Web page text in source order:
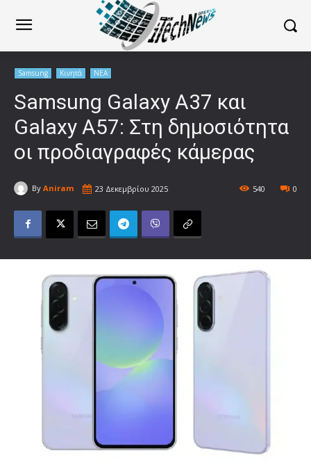
Samsung Κινητά ΝΕΑ
Samsung Galaxy A37 και
Galaxy A57: Στη δημοσιότητα
οι προδιαγραφές κάμερας
By Aniram 23 Δεκεμβρίου 2025 0
540